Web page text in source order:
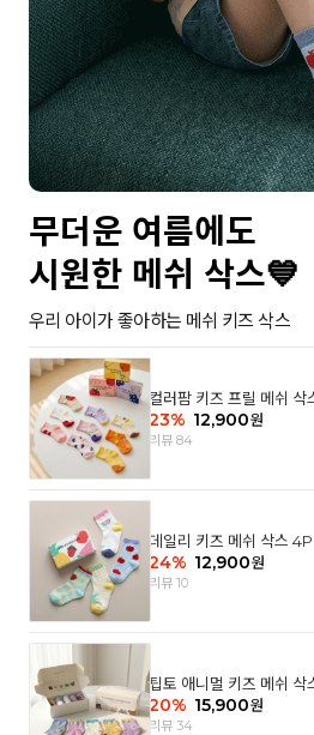
무더운 여름에도
시원한 메쉬 삭스💙
우리 아이가 좋아하는 메쉬 키즈 삭스
컬러팜 키즈 프릴 메쉬 삭
23% 12,900원
리뷰 84
데일리 키즈 메쉬 삭스
24% 12,900원
리뷰 10
팁토 애니멀 키즈 메쉬 삭
20% 15,900원
리뷰 34